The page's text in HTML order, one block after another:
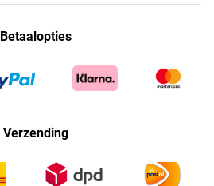
Betaalopties
Verzending